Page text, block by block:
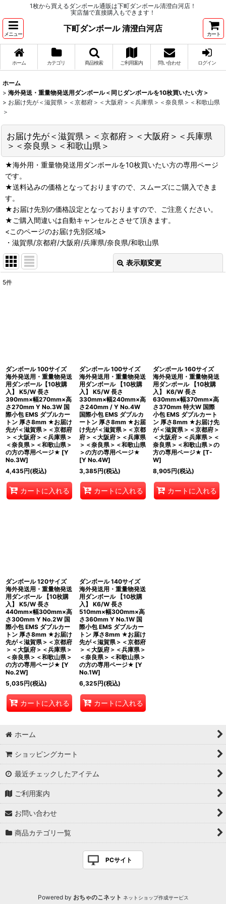
1枚から買えるダンボール通販は下町ダンボール清澄白河店！
実店舗で直接購入もできます！
メニュー
下町ダンボール 清澄白河店
カート
ホーム カテゴリ 商品検索 ご利用案内 問い合わせ ログイン
ホーム
> 海外発送・重量物発送用ダンボール＜同じダンボールを10枚買いたい方＞
> お届け先が＜滋賀県＞＜京都府＞＜大阪府＞＜兵庫県＞＜奈良県＞＜和歌山県
＞
お届け先が＜滋賀県＞＜京都府＞＜大阪府＞＜兵庫県
＞＜奈良県＞＜和歌山県＞
★海外用・重量物発送用ダンボールを10枚買いたい方の専用ページ
です。
★送料込みの価格となっておりますので、スムーズにご購入できま
す。
★お届け先別の価格設定となっておりますので、ご注意ください。
★ご購入間違いは自動キャンセルとさせて頂きます。
<このページのお届け先別区域>
・滋賀県/京都府/大阪府/兵庫県/奈良県/和歌山県
表示順変更
5件
ダンボール 100サイズ
海外発送用・重量物発送
用ダンボール【10枚購
入】 K5/W 長さ
390mm×幅270mm×高
さ270mm Y No.3W 国
際小包 EMS ダブルカー
トン 厚さ8mm ★お届け
先が＜滋賀県＞＜京都府
＞＜大阪府＞＜兵庫県＞
＜奈良県＞＜和歌山県＞
の方の専用ページ★ [Y
No.3W]
4,435円(税込)
カートに入れる
ダンボール 100サイズ
海外発送用・重量物発送
用ダンボール 【10枚購
入】 K5/W 長さ
330mm×幅240mm×高
さ240mm / Y No.4W
国際小包 EMS ダブルカ
ートン 厚さ8mm ★お届
け先が＜滋賀県＞＜京都
府＞＜大阪府＞＜兵庫県
＞＜奈良県＞＜和歌山県
＞の方の専用ページ★
[Y No.4W]
3,385円(税込)
カートに入れる
ダンボール 160サイズ
海外発送用・重量物発送
用ダンボール 【10枚購
入】 K6/W 長さ
630mm×幅370mm×高
さ370mm 特大W 国際
小包 EMS ダブルカート
ン 厚さ8mm ★お届け先
が＜滋賀県＞＜京都府＞
＜大阪府＞＜兵庫県＞＜
奈良県＞＜和歌山県＞の
方の専用ページ★ [T-
W]
8,905円(税込)
カートに入れる
ダンボール 120サイズ
海外発送用・重量物発送
用ダンボール 【10枚購
入】 K5/W 長さ
440mm×幅300mm×高
さ300mm Y No.2W 国
際小包 EMS ダブルカー
トン 厚さ8mm ★お届け
先が＜滋賀県＞＜京都府
＞＜大阪府＞＜兵庫県＞
＜奈良県＞＜和歌山県＞
の方の専用ページ★ [Y
No.2W]
5,035円(税込)
カートに入れる
ダンボール 140サイズ
海外発送用・重量物発送
用ダンボール 【10枚購
入】 K6/W 長さ
510mm×幅300mm×高
さ360mm Y No.1W 国
際小包 EMS ダブルカー
トン 厚さ8mm ★お届け
先が＜滋賀県＞＜京都府
＞＜大阪府＞＜兵庫県＞
＜奈良県＞＜和歌山県＞
の方の専用ページ★ [Y
No.1W]
6,325円(税込)
カートに入れる
ホーム
ショッピングカート
最近チェックしたアイテム
ご利用案内
お問い合わせ
商品カテゴリ一覧
PCサイト
Powered by おちゃのこネット ネットショップ作成サービス